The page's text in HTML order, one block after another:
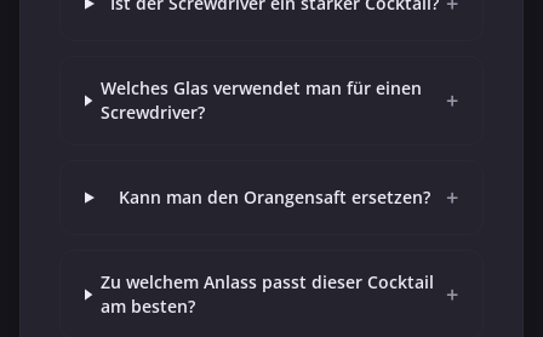
Welches Glas verwendet man für einen
Screwdriver?
+
Kann man den Orangensaft ersetzen? +
Zu welchem Anlass passt dieser Cocktail
am besten?
+